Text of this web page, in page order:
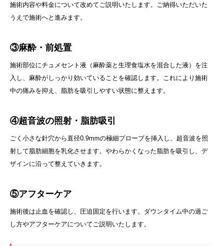
施術内容や料金について改めてご説明いたします。ご納得いただいた
うえで施術へと進みます。
③麻酔・前処置
施術部位にチュメセント液（麻酔薬と生理食塩水を混合した液）を注
入し、麻酔がしっかり効いていることを確認します。これにより施術
中の痛みを抑え、脂肪を吸引しやすい状態に整えます。
④超音波の照射・脂肪吸引
ごく小さな針穴から直径0.9mmの極細プローブを挿入し、超音波を照
射して脂肪細胞を乳化させます。やわらかくなった脂肪を吸引し、デ
ザインに沿って整えていきます。
⑤アフターケア
施術後は止血を確認し、圧迫固定を行います。ダウンタイム中の過ご
し方やアフターケアについてご説明いたします。